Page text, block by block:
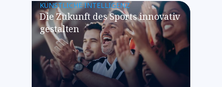
KÜNSTLICHE INTELLIGENZ
Die Zukunft des Sports innovativ
gestalten